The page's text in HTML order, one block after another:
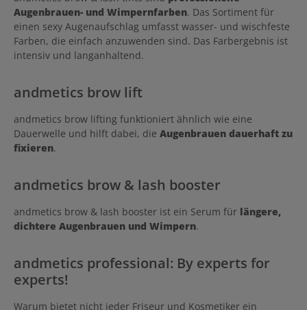
Augenbrauen- und Wimpernfarben. Das Sortiment für
einen sexy Augenaufschlag umfasst wasser- und wischfeste
Farben, die einfach anzuwenden sind. Das Farbergebnis ist
intensiv und langanhaltend.
andmetics brow lift
andmetics brow lifting funktioniert ähnlich wie eine
Dauerwelle und hilft dabei, die Augenbrauen dauerhaft zu
fixieren.
andmetics brow & lash booster
andmetics brow & lash booster ist ein Serum für längere,
dichtere Augenbrauen und Wimpern.
andmetics professional: By experts for
experts!
Warum bietet nicht jeder Friseur und Kosmetiker ein